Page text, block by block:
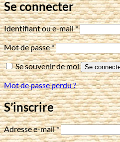
Se connecter
Identifiant ou e-mail*Obligatoire
Mot de passe*Obligatoire
Se souvenir de moi Se
Mot de passe perdu ?
S’inscrire
Adresse e-mail*Obligatoire